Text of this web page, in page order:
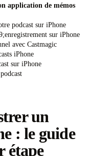
application de mémos
podcast sur iPhone
sur iPhone
avec Castmagic
iPhone
sur iPhone
un
: le guide
étape